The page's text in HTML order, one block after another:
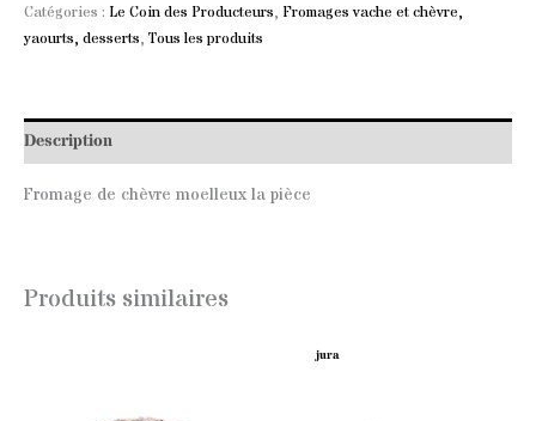
Catégories : Le Coin des Producteurs, Fromages vache et chèvre,
yaourts, desserts, Tous les produits
Description
Fromage de chèvre moelleux la pièce
Produits similaires
jura